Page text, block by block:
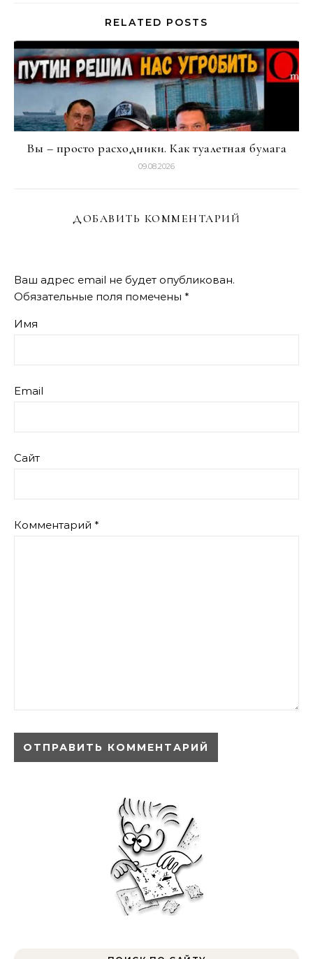
RELATED POSTS
Вы – просто расходники. Как туалетная бумага
09.08.2026
ДОБАВИТЬ КОММЕНТАРИЙ
Ваш адрес email не будет опубликован.
Обязательные поля помечены *
Имя
Email
Сайт
Комментарий *